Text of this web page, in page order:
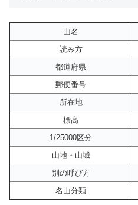
山名
読み方
都道府県
郵便番号
所在地
標高
1/25000区分
山地・山域
別の呼び方
名山分類